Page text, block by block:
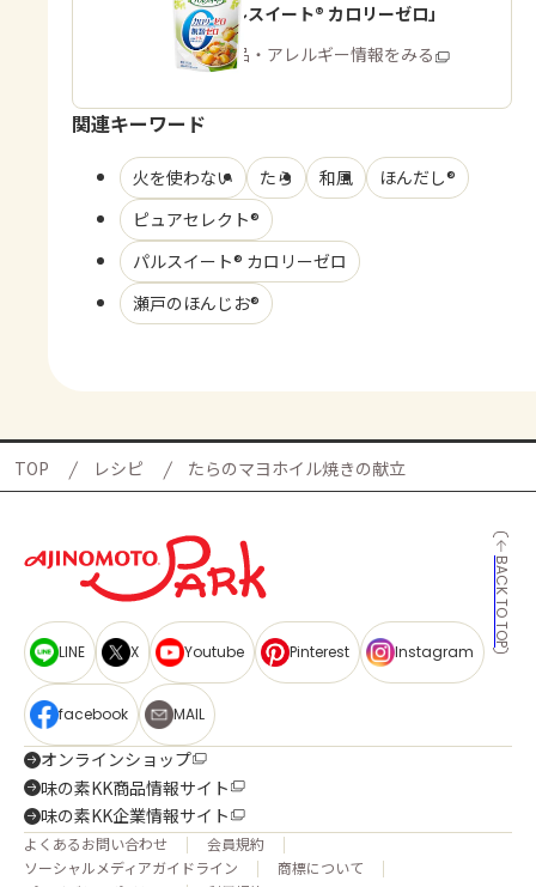
「パルスイート® カロリーゼロ」
商品・アレルギー情報をみる
関連キーワード
火を使わない たら 和風
ほんだし®
ピュアセレクト®
パルスイート® カロリーゼロ
瀬戸のほんじお®
TOP レシピ たらのマヨホイル焼きの献立
BACK TO TOP
LINE X Youtube Pinterest Instagram
facebook MAIL
オンラインショップ
味の素KK商品情報サイト
味の素KK企業情報サイト
よくあるお問い合わせ
会員規約
ソーシャルメディアガイドライン
商標について